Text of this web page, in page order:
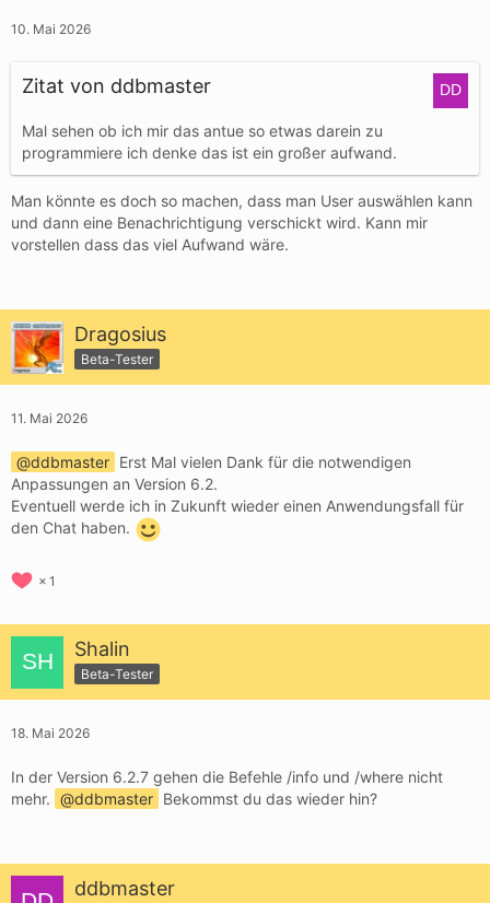
10. Mai 2026
Zitat von ddbmaster
Mal sehen ob ich mir das antue so etwas darein zu
programmiere ich denke das ist ein großer aufwand.
Man könnte es doch so machen, dass man User auswählen kann
und dann eine Benachrichtigung verschickt wird. Kann mir
vorstellen dass das viel Aufwand wäre.
Dragosius
Beta-Tester
11. Mai 2026
ddbmaster Erst Mal vielen Dank für die notwendigen
Anpassungen an Version 6.2.
Eventuell werde ich in Zukunft wieder einen Anwendungsfall für
den Chat haben.
1
Shalin
Beta-Tester
18. Mai 2026
In der Version 6.2.7 gehen die Befehle /info und /where nicht
mehr.
ddbmaster Bekommst du das wieder hin?
ddbmaster